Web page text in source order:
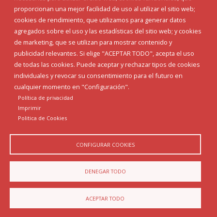
proporcionan una mejor facilidad de uso al utilizar el sitio web;
cookies de rendimiento, que utilizamos para generar datos
agregados sobre el uso y las estadísticas del sitio web; y cookies
de marketing, que se utilizan para mostrar contenido y
publicidad relevantes. Si elige "ACEPTAR TODO", acepta el uso
de todas las cookies. Puede aceptar y rechazar tipos de cookies
individuales y revocar su consentimiento para el futuro en
cualquier momento en "Configuración".
Política de privacidad
Imprimir
Politica de Cookies
CONFIGURAR COOKIES
DENEGAR TODO
ACEPTAR TODO
INICIAR SESIÓN
MAPA WEB
Diputación de Burgos